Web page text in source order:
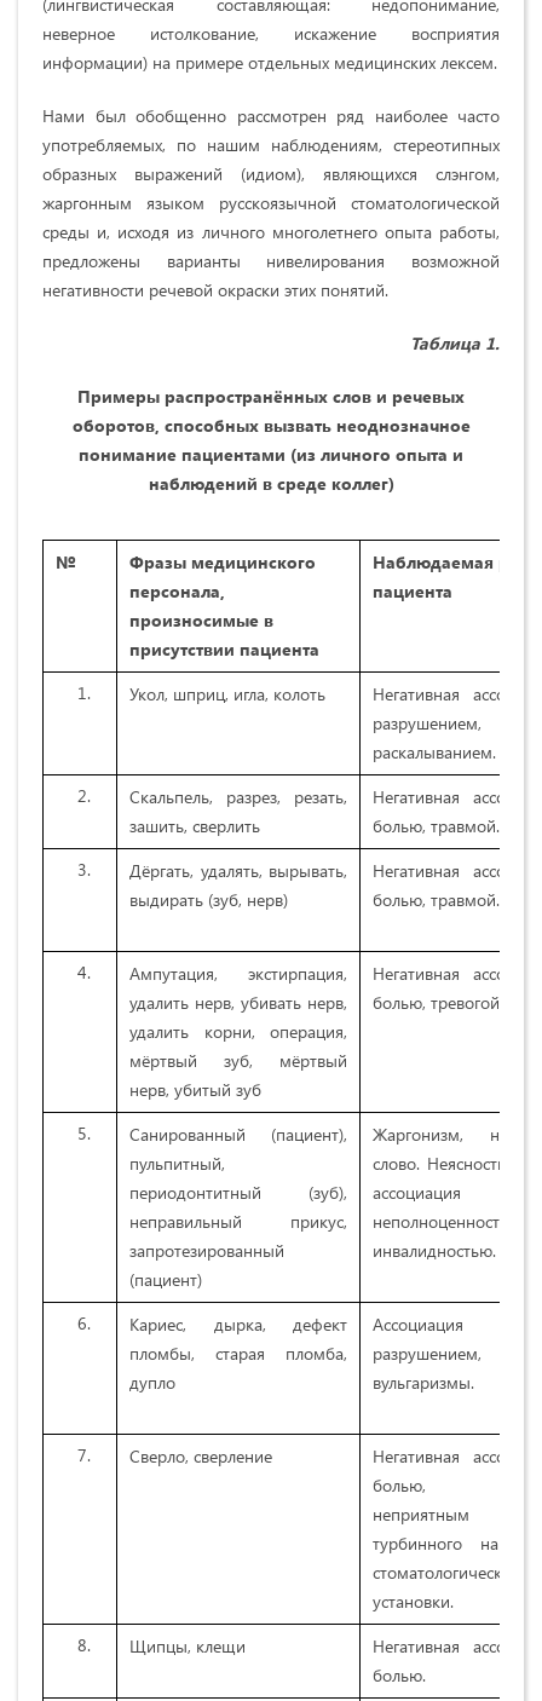
неверное истолкование, искажение восприятия
информации) на примере отдельных медицинских лексем.
Нами был обобщенно рассмотрен ряд наиболее часто
употребляемых, по нашим наблюдениям, стереотипных
образных выражений (идиом), являющихся слэнгом,
жаргонным языком русскоязычной стоматологической
среды и, исходя из личного многолетнего опыта работы,
предложены варианты нивелирования возможной
негативности речевой окраски этих понятий.
Таблица 1.
Примеры распространённых слов и речевых
оборотов, способных вызвать неоднозначное
понимание пациентами (из личного опыта и
наблюдений в среде коллег)
№
Фразы медицинского
персонала,
произносимые в
присутствии пациента
Наблюдаемая
пациента
Укол, шприц, игла, колоть
Негативная
разрушением,
раскалыванием.
Скальпель, разрез, резать,
зашить, сверлить
Негативная
болью, травмой.
Дёргать, удалять, вырывать,
выдирать (зуб, нерв)
Негативная
болью, травмой.
Ампутация, экстирпация,
удалить нерв, убивать нерв,
удалить корни, операция,
мёртвый зуб, мёртвый
нерв, убитый зуб
Негативная
болью, тревогой.
Санированный (пациент),
пульпитный,
периодонтитный (зуб),
неправильный прикус,
запротезированный
(пациент)
Жаргонизм,
слово. Неясность
неполноценностью,
инвалидностью.
Кариес, дырка, дефект
пломбы, старая пломба,
дупло
разрушением,
вульгаризмы.
Сверло, сверление
Негативная
болью,
неприятным
турбинного
стоматологической
установки.
Щипцы, клещи
Негативная
болью.